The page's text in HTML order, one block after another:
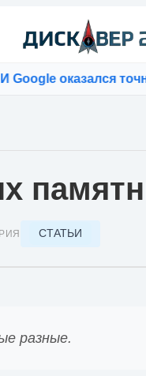
оказался точнее
СТАТЬИ
разные.